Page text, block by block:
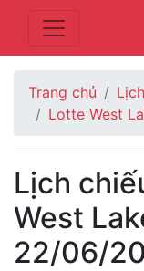
Trang chủ
Lotte West
Lịch
West
22/06/